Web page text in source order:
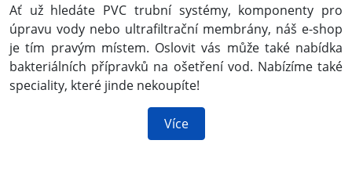
Ať už hledáte PVC trubní systémy, komponenty pro
úpravu vody nebo ultrafiltrační membrány, náš e-shop
je tím pravým místem. Oslovit vás může také nabídka
bakteriálních přípravků na ošetření vod. Nabízíme také
speciality, které jinde nekoupíte!
Více